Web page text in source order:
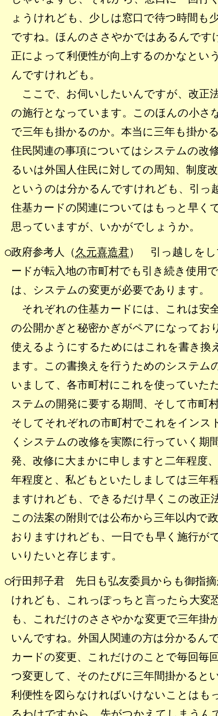
ょうけれども、少しは窓口で待つ時間も
ですね。ほんのささやかではあるんです
正によって利便性が向上するのかなとい
んですけれども。
ここで、お伺いしたいんですが、改正
の施行となっています。このほんの小さ
で三年も掛かるのか。本当に三年も掛か
住民関連の事項についてはシステムの改
るいは外国人住民に対しての周知、制度
というのは分かるんですけれども、引っ
住基カードの関連についてはもっと早く
思っていますが、いかがでしょうか。
○政府参考人（久元喜造君） 引っ越しをし
ードが転入地の市町村でも引き続き使用
は、システムの変更が必要であります。
それぞれの住基カードには、これは安
の公開かぎと秘密かぎがペアになってお
使えるようにするためにはこれを書き換
ます。この書換えを行うためのシステム
いまして、各市町村にこれを使っていた
ステムの開発に要する期間、そして市町
そしてそれぞれの市町村でこれをインス
くシステムの改修を実際に行っていく期
発、改修に大まかに申しますと二年程度
年程度と、私どもといたしましては三年
ますけれども、できるだけ早くこの改正
この法案の附則では公布から三年以内で
おりますけれども、一日でも早く施行が
いりたいと存じます。
○行田邦子君 先日も弘友委員からも御指
けれども、これっぽっちと言ったら大変
も、これだけのささやかな変更で三年掛
いんですね。外国人関連の方は分かるん
カードの変更、これだけのことで毎回毎
つ変更して、そのたびに三年間掛かると
利便性を図らなければいけないことはも